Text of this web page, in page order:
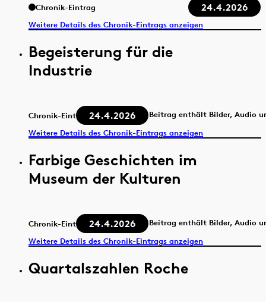
Chronik-Eintrag 24.4.2026
Weitere Details des Chronik-Eintrags anzeigen
Begeisterung für die
Industrie
Chronik-Eintrag 24.4.2026
Beitrag enthält Bilder, Audio
Weitere Details des Chronik-Eintrags anzeigen
Farbige Geschichten im
Museum der Kulturen
Chronik-Eintrag 24.4.2026
Beitrag enthält Bilder, Audio
Weitere Details des Chronik-Eintrags anzeigen
Quartalszahlen Roche